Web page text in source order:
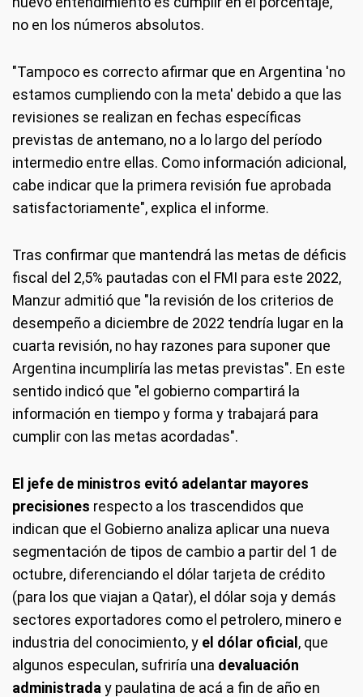
no en los números absolutos.
"Tampoco es correcto afirmar que en Argentina 'no
estamos cumpliendo con la meta' debido a que las
revisiones se realizan en fechas específicas
previstas de antemano, no a lo largo del período
intermedio entre ellas. Como información adicional,
cabe indicar que la primera revisión fue aprobada
satisfactoriamente", explica el informe.
Tras confirmar que mantendrá las metas de déficis
fiscal del 2,5% pautadas con el FMI para este 2022,
Manzur admitió que "la revisión de los criterios de
desempeño a diciembre de 2022 tendría lugar en la
cuarta revisión, no hay razones para suponer que
Argentina incumpliría las metas previstas". En este
sentido indicó que "el gobierno compartirá la
información en tiempo y forma y trabajará para
cumplir con las metas acordadas".
El jefe de ministros evitó adelantar mayores
precisiones respecto a los trascendidos que
indican que el Gobierno analiza aplicar una nueva
segmentación de tipos de cambio a partir del 1 de
octubre, diferenciando el dólar tarjeta de crédito
(para los que viajan a Qatar), el dólar soja y demás
sectores exportadores como el petrolero, minero e
industria del conocimiento, y el dólar oficial , que
algunos especulan, sufriría una devaluación
administrada y paulatina de acá a fin de año en